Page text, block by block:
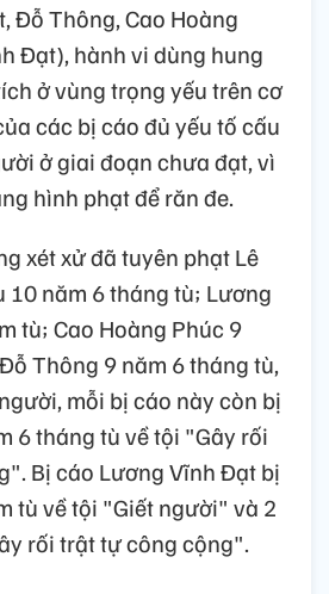
Đỗ Thông, Cao Hoàng
Đạt), hành vi dùng hung
ở vùng trọng yếu trên cơ
các bị cáo đủ yếu tố cấu
ở giai đoạn chưa đạt, vì
hình phạt để răn đe.
xét xử đã tuyên phạt Lê
10 năm 6 tháng tù; Lương
tù; Cao Hoàng Phúc 9
Thông 9 năm 6 tháng tù,
mỗi bị cáo này còn bị
6 tháng tù về tội "Gây rối
Bị cáo Lương Vĩnh Đạt bị
tù về tội "Giết người" và 2
rối trật tự công cộng".